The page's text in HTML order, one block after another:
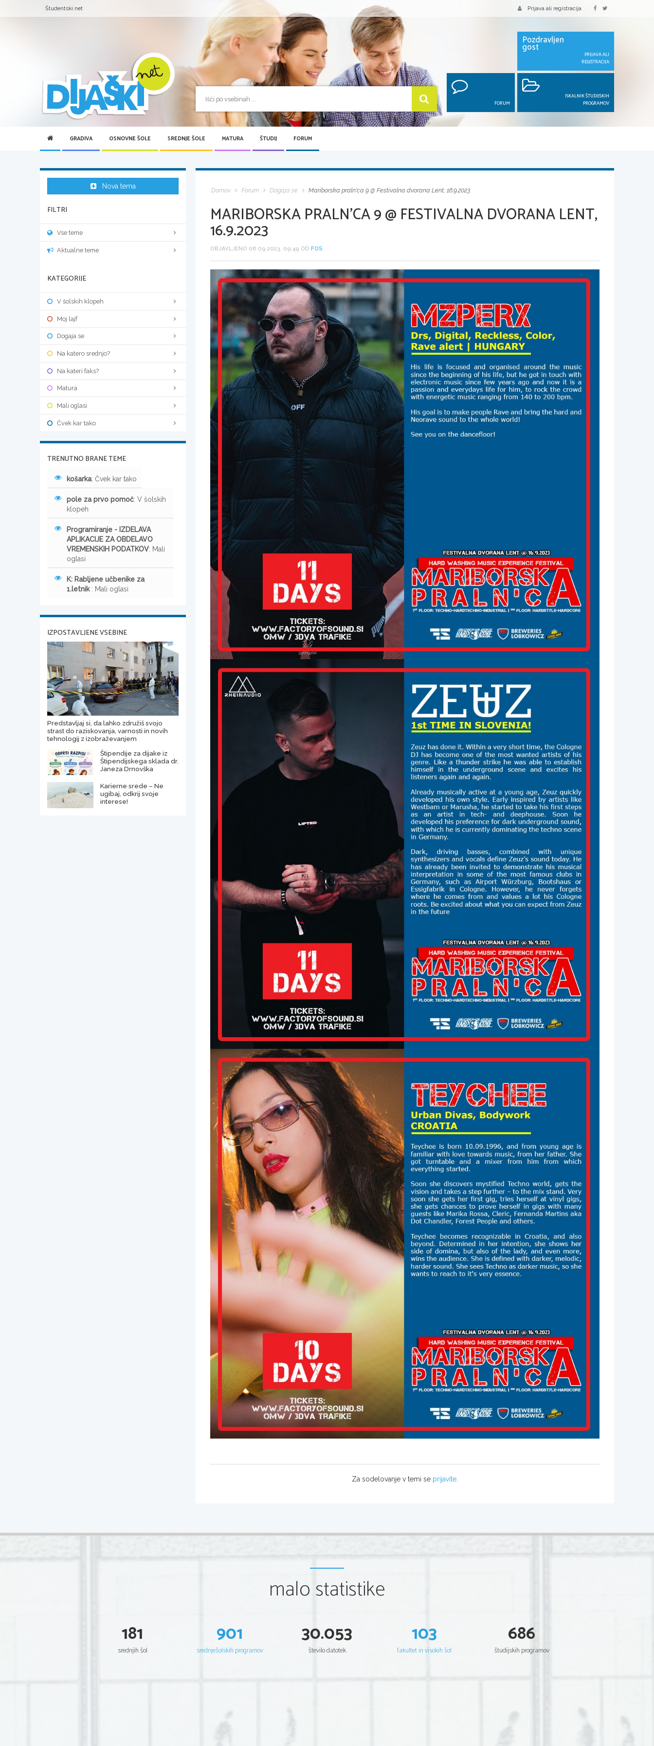
Študentski.net Prijava ali registracija
Pozdravljen
gost
PRIJAVA ALI
REGISTRACIJA
FORUM
ISKALNIK ŠTUDIJSKIH
PROGRAMOV
GRADIVA OSNOVNE ŠOLE SREDNJE ŠOLE MATURA ŠTUDIJ FORUM
Domov Forum Dogaja se Mariborska praln'ca 9 @ Festivalna dvorana Lent, 16.9.2023
MARIBORSKA PRALN'CA 9 @ FESTIVALNA DVORANA LENT,
16.9.2023
OBJAVLJENO 06.09.2023, 09:49 OD FOS
Za sodelovanje v temi se prijavite
Nova tema
FILTRI
Vse teme
Aktualne teme
KATEGORIJE
V šolskih klopeh
Moj lajf
Dogaja se
Na katero srednjo?
Na kateri faks?
Matura
Mali oglasi
Čvek kar tako
TRENUTNO BRANE TEME
košarka: Čvek kar tako
pole za prvo pomoč: V šolskih
klopeh
Programiranje - IZDELAVA
APLIKACIJE ZA OBDELAVO
VREMENSKIH PODATKOV: Mali
oglasi
K: Rabljene učbenike za
1.letnik : Mali oglasi
IZPOSTAVLJENE VSEBINE
Predstavljaj si, da lahko združiš svojo
strast do raziskovanja, varnosti in novih
tehnologij z izobraževanjem
Štipendije za dijake iz
Štipendijskega sklada dr.
Janeza Drnovška
Karierne srede – Ne
ugibaj, odkrij svoje
interese!
malo statistike
181
srednjih šol
901
srednješolskih programov
30.053
število datotek
103
fakultet in visokih šol
686
študijskih programov